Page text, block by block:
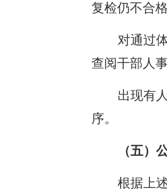
复检仍不合
对通过
查阅干部人
出现有
序。
（五）
根据上